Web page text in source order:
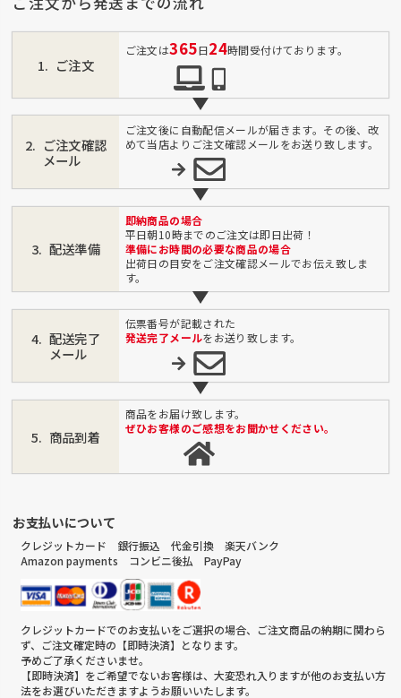
ご注文
ご注文は365日24時間受付けております。
ご注文確認
メール
ご注文後に自動配信メールが届きます。その後、改
めて当店よりご注文確認メールをお送り致します。
配送準備
即納商品の場合
平日朝10時までのご注文は即日出荷！
準備にお時間の必要な商品の場合
出荷日の目安をご注文確認メールでお伝え致しま
す。
配送完了
メール
伝票番号が記載された
発送完了メールをお送り致します。
商品到着
商品をお届け致します。
ぜひお客様のご感想をお聞かせください。
お支払いについて
クレジットカード 銀行振込 代金引換 楽天バンク
Amazon payments コンビニ後払 PayPay
クレジットカードでのお支払いをご選択の場合、ご注文商品の納期に関わら
ず、ご注文確定時の【即時決済】となります。
予めご了承くださいませ。
【即時決済】をご希望でないお客様は、大変恐れ入りますが他のお支払い方
法をお選びいただきますようお願いいたします。